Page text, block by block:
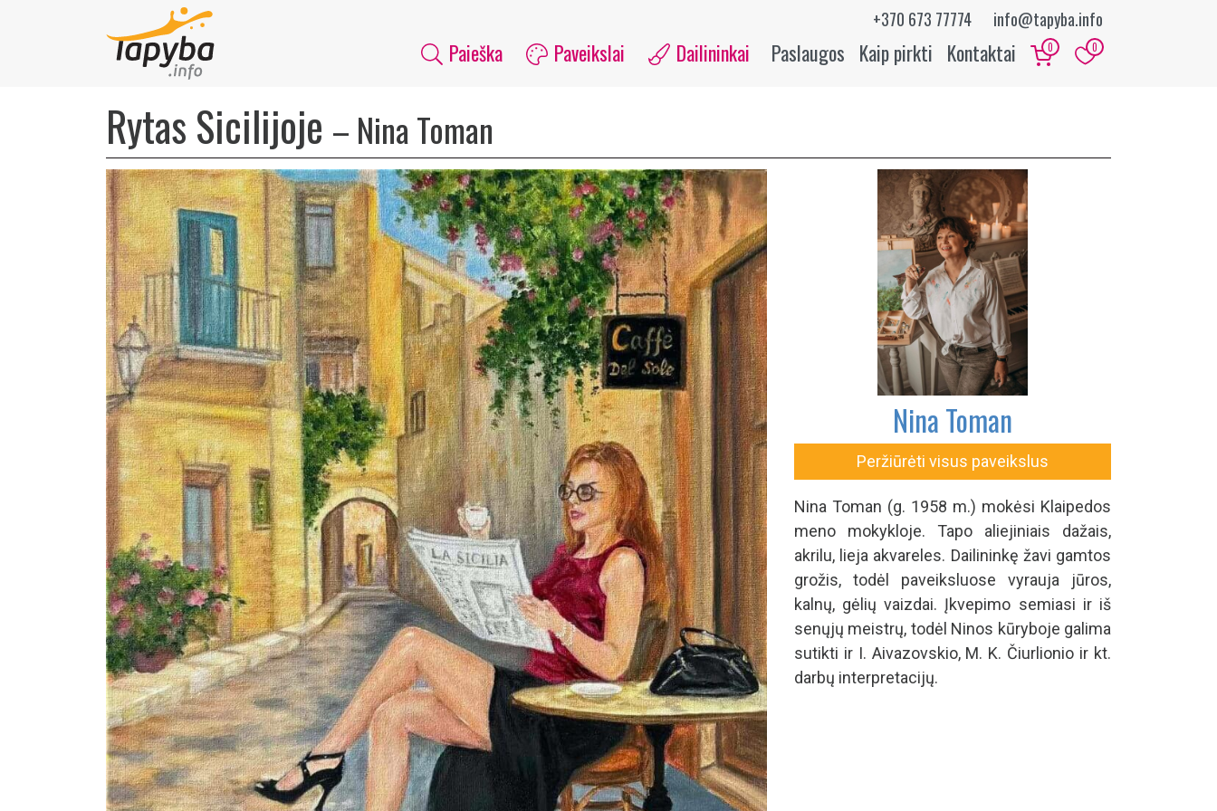
+370 673 77774 info@tapyba.info
Paieška Paveikslai Dailininkai Paslaugos Kaip pirkti Kontaktai 0 0
Rytas Sicilijoje – Nina Toman
Nina Toman
Peržiūrėti visus paveikslus
Nina Toman (g. 1958 m.) mokėsi Klaipedos
meno mokykloje. Tapo aliejiniais dažais,
akrilu, lieja akvareles. Dailininkę žavi gamtos
grožis, todėl paveiksluose vyrauja jūros,
kalnų, gėlių vaizdai. Įkvepimo semiasi ir iš
senųjų meistrų, todėl Ninos kūryboje galima
sutikti ir I. Aivazovskio, M. K. Čiurlionio ir kt.
darbų interpretacijų.